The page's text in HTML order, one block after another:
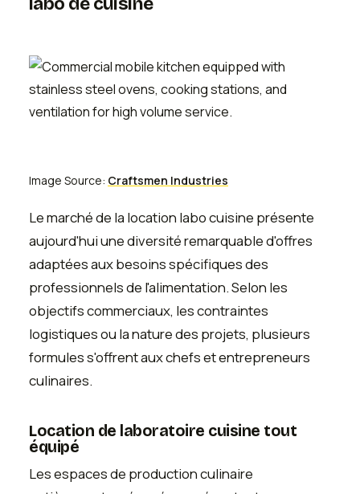
Image Source: Craftsmen Industries
Le marché de la location labo cuisine présente
aujourd'hui une diversité remarquable d'offres
adaptées aux besoins spécifiques des
professionnels de l'alimentation. Selon les
objectifs commerciaux, les contraintes
logistiques ou la nature des projets, plusieurs
formules s'offrent aux chefs et entrepreneurs
culinaires.
Location de laboratoire cuisine tout
équipé
Les espaces de production culinaire